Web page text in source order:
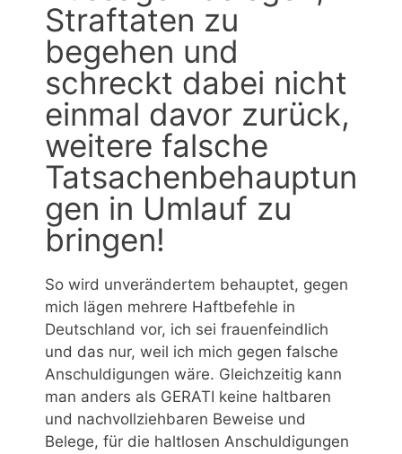
Straftaten zu
begehen und
schreckt dabei nicht
einmal davor zurück,
weitere falsche
Tatsachenbehauptun
gen in Umlauf zu
bringen!
So wird unverändertem behauptet, gegen
mich lägen mehrere Haftbefehle in
Deutschland vor, ich sei frauenfeindlich
und das nur, weil ich mich gegen falsche
Anschuldigungen wäre. Gleichzeitig kann
man anders als GERATI keine haltbaren
und nachvollziehbaren Beweise und
Belege, für die haltlosen Anschuldigungen